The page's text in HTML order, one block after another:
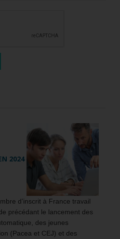
2024
d’inscrit à France travail
précédant le lancement des
des jeunes
(Pacea et CEJ) et des